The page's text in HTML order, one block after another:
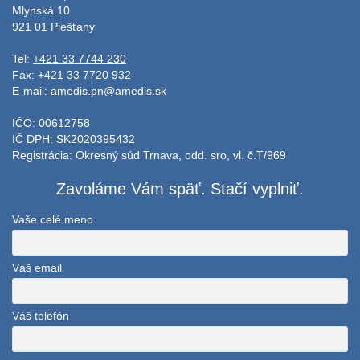
Mlynská 10
921 01 Piešťany
Tel: +421 33 7744 230
Fax: +421 33 7720 932
E-mail: amedis.pn@amedis.sk
IČO: 00612758
IČ DPH: SK2020395432
Registrácia: Okresný súd Trnava, odd. sro, vl. č.T/969
Zavoláme Vám späť. Stačí vyplniť.
Vaše celé meno
Váš email
Váš telefón